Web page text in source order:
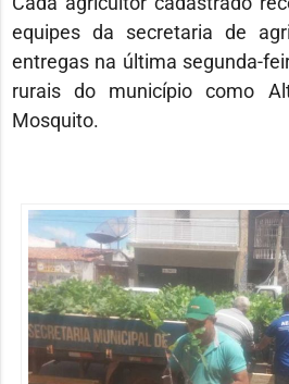
equipes da secretaria de
entregas na última segunda-
rurais do município como
Mosquito.